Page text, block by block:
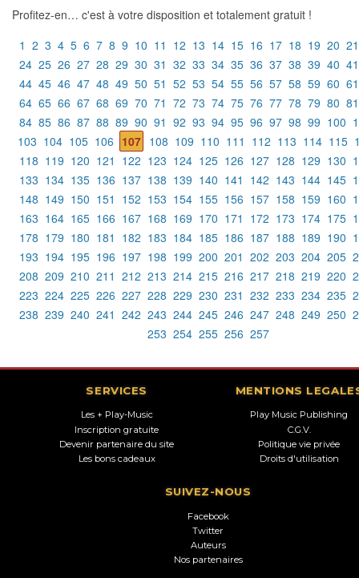
Profitez-en… c'est à votre disposition et totalement gratuit !
1 2 3 4 5 6 7 8 9 10 11 12 13 14 15 16 17 18 19 20 21
24 25 26 27 28 29 30 31 32 33 34 35 36 37 38 39 40 41
44 45 46 47 48 49 50 51 52 53 54 55 56 57 58 59 60 61
64 65 66 67 68 69 70 71 72 73 74 75 76 77 78 79 80 81
84 85 86 87 88 89 90 91 92 93 94 95 96 97 98 99 100
103 104 105 106 107 108 109 110 111 112 113 114 115
118 119 120 121 122 123 124 125 126 127 128 129 130
133 134 135 136 137 138 139 140 141 142 143 144 145
148 149 150 151 152 153 154 155 156 157 158 159 160
163 164 165 166 167 168 169 170 171 172 173 174 175
178 179 180 181 182 183 184 185 186 187 188 189 190
193 194 195 196 197 198 199 200 201 202 203 204 205
208 209 210 211 212 213 214 215 216 217 218 219 220
223 224 225 226 227 228 229 230 231 232 233 234 235
238 239 240 241 242 243 244 245 246 247 248 249 250
253 254 255 256 257
SERVICES
Les + Play-Music
Inscription gratuite
Devenir partenaire du site
Les bons cadeaux
MENTIONS
Play Music Publishing
C.G.V.
Politique vie privée
Droits d'utilisation
SUIVEZ-NOUS
Facebook
Twitter
Auteurs
Nos partenaires